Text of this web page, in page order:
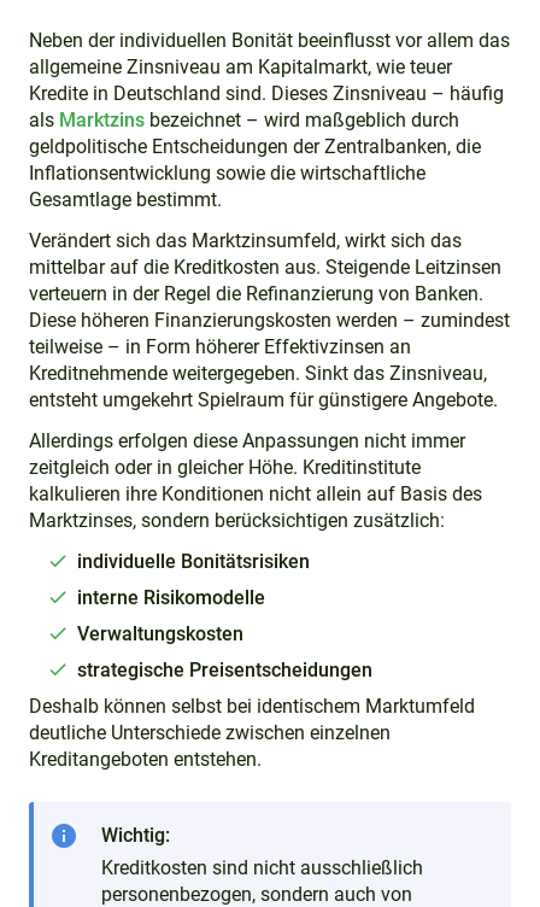
Neben der individuellen Bonität beeinflusst vor allem das
allgemeine Zinsniveau am Kapitalmarkt, wie teuer
Kredite in Deutschland sind. Dieses Zinsniveau – häufig
als Marktzins bezeichnet – wird maßgeblich durch
geldpolitische Entscheidungen der Zentralbanken, die
Inflationsentwicklung sowie die wirtschaftliche
Gesamtlage bestimmt.
Verändert sich das Marktzinsumfeld, wirkt sich das
mittelbar auf die Kreditkosten aus. Steigende Leitzinsen
verteuern in der Regel die Refinanzierung von Banken.
Diese höheren Finanzierungskosten werden – zumindest
teilweise – in Form höherer Effektivzinsen an
Kreditnehmende weitergegeben. Sinkt das Zinsniveau,
entsteht umgekehrt Spielraum für günstigere Angebote.
Allerdings erfolgen diese Anpassungen nicht immer
zeitgleich oder in gleicher Höhe. Kreditinstitute
kalkulieren ihre Konditionen nicht allein auf Basis des
Marktzinses, sondern berücksichtigen zusätzlich:
individuelle Bonitätsrisiken
interne Risikomodelle
Verwaltungskosten
strategische Preisentscheidungen
Deshalb können selbst bei identischem Marktumfeld
deutliche Unterschiede zwischen einzelnen
Kreditangeboten entstehen.
info
Wichtig:
Kreditkosten sind nicht ausschließlich
personenbezogen, sondern auch von